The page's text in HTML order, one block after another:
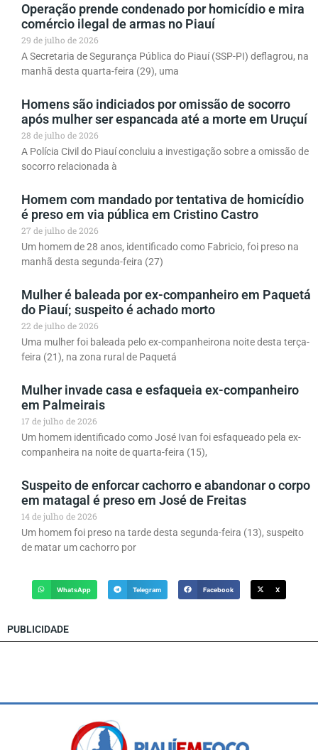
Operação prende condenado por homicídio e mira
comércio ilegal de armas no Piauí
29 de julho de 2026
A Secretaria de Segurança Pública do Piauí (SSP-PI) deflagrou, na
manhã desta quarta-feira (29), uma
Homens são indiciados por omissão de socorro
após mulher ser espancada até a morte em Uruçuí
28 de julho de 2026
A Polícia Civil do Piauí concluiu a investigação sobre a omissão de
socorro relacionada à
Homem com mandado por tentativa de homicídio
é preso em via pública em Cristino Castro
27 de julho de 2026
Um homem de 28 anos, identificado como Fabricio, foi preso na
manhã desta segunda-feira (27)
Mulher é baleada por ex-companheiro em Paquetá
do Piauí; suspeito é achado morto
22 de julho de 2026
Uma mulher foi baleada pelo ex-companheirona noite desta terça-
feira (21), na zona rural de Paquetá
Mulher invade casa e esfaqueia ex-companheiro
em Palmeirais
17 de julho de 2026
Um homem identificado como José Ivan foi esfaqueado pela ex-
companheira na noite de quarta-feira (15),
Suspeito de enforcar cachorro e abandonar o corpo
em matagal é preso em José de Freitas
14 de julho de 2026
Um homem foi preso na tarde desta segunda-feira (13), suspeito
de matar um cachorro por
WhatsApp Telegram Facebook X
PUBLICIDADE